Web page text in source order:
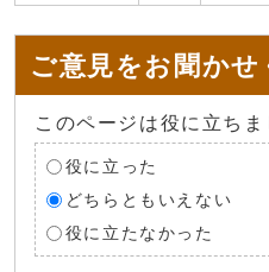
ご意見をお聞かせ
このページは役に立ちま
役に立った
どちらともいえない
役に立たなかった